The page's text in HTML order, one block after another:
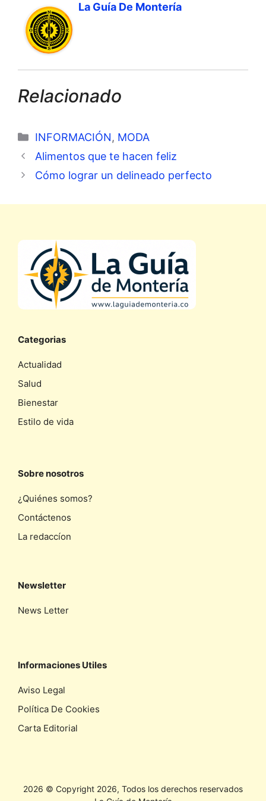
La Guía De Montería
Relacionado
Categorías
INFORMACIÓN, MODA
Alimentos que te hacen feliz
Cómo lograr un delineado perfecto
Categorias
Actualidad
Salud
Bienestar
Estilo de vida
Sobre nosotros
¿Quiénes somos?
Contáctenos
La redaccíon
Newsletter
News Letter
Informaciones Utiles
Aviso Legal
Política De Cookies
Carta Editorial
2026 © Copyright 2026, Todos los derechos reservados